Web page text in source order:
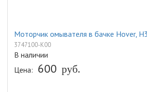
Моторчик омывателя в бачке Hover,
3747100-K00
В наличии
Цена: 600 руб.